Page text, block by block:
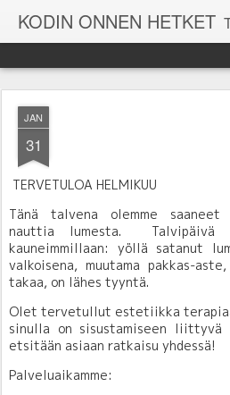
KODIN ONNEN HETKET
JAN
31
TERVETULOA HELMIKUU
Tänä talvena olemme saaneet
nauttia lumesta.
kauneimmillaan: yöllä satanut
valkoisena, muutama pakkas-
takaa, on lähes tyyntä.
Olet tervetullut estetiikka
sinulla on sisustamiseen
etsitään asiaan ratkaisu yhdessä!
Palveluaikamme: